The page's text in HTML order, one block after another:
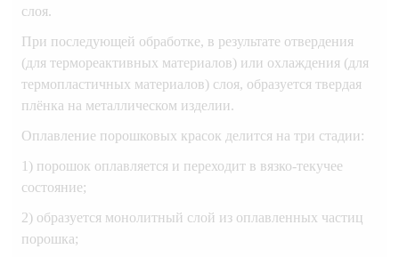
слоя.
При последующей обработке, в результате отвердения
(для термореактивных материалов) или охлаждения (для
термопластичных материалов) слоя, образуется твердая
плёнка на металлическом изделии.
Оплавление порошковых красок делится на три стадии:
1) порошок оплавляется и переходит в вязко-текучее
состояние;
2) образуется монолитный слой из оплавленных частиц
порошка;